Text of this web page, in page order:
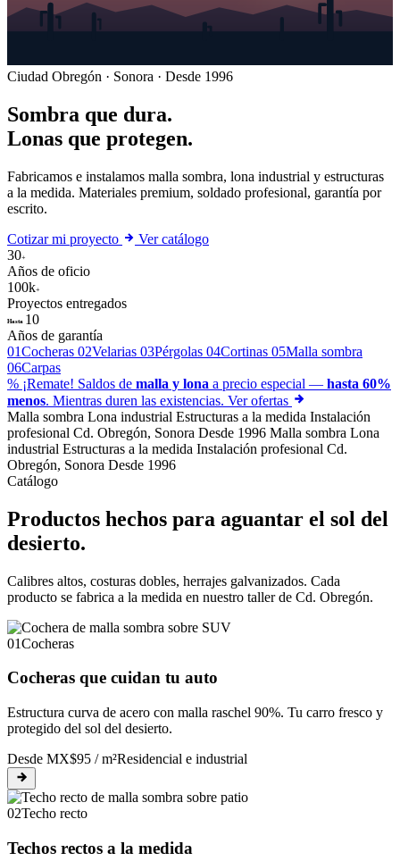
Ciudad Obregón · Sonora · Desde 1996
Sombra que dura.
Lonas que protegen.
Fabricamos e instalamos malla sombra, lona industrial y estructuras
a la medida. Materiales premium, soldado profesional, garantía por
escrito.
Cotizar mi proyecto
Ver catálogo
30+
Años de oficio
100k+
Proyectos entregados
Hasta 10
Años de garantía
01Cocheras 02Velarias 03Pérgolas 04Cortinas 05Malla sombra
06Carpas
% ¡Remate! Saldos de malla y lona a precio especial — hasta 60%
menos. Mientras duren las existencias. Ver ofertas
Malla sombra Lona industrial Estructuras a la medida Instalación
profesional Cd. Obregón, Sonora Desde 1996 Malla sombra Lona
industrial Estructuras a la medida Instalación profesional Cd.
Obregón, Sonora Desde 1996
Catálogo
Productos hechos para aguantar el sol del
desierto.
Calibres altos, costuras dobles, herrajes galvanizados. Cada
producto se fabrica a la medida en nuestro taller de Cd. Obregón.
01Cocheras
Cocheras que cuidan tu auto
Estructura curva de acero con malla raschel 90%. Tu carro fresco y
protegido del sol del desierto.
Desde MX$95 / m²Residencial e industrial
02Techo recto
Techos rectos a la medida